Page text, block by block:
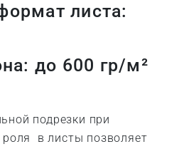
листа:
до 600 гр/м²
подрезки при
роля в листы позволяет